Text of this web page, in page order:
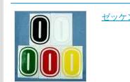
ゼッケ